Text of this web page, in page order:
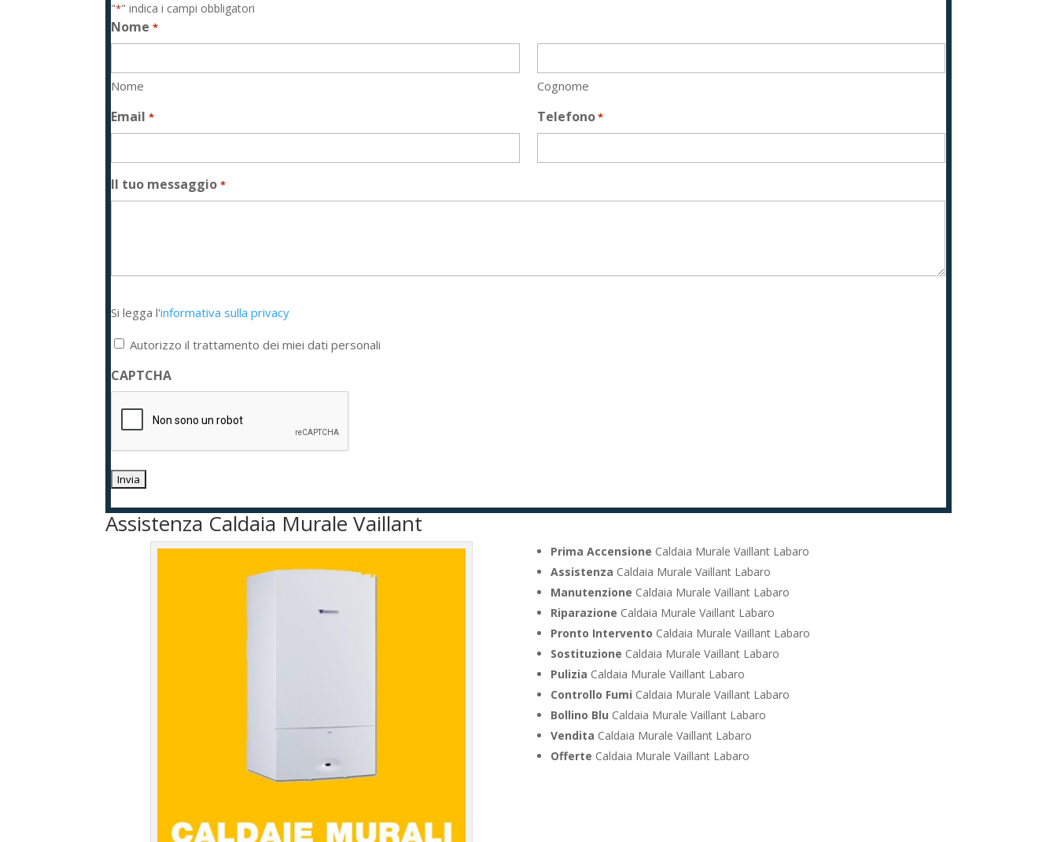
"*" indica i campi obbligatori
Nome *
Nome Cognome
Email * Telefono*
Il tuo messaggio *
legga
l'informativa
privacy
*
Si legga l'informativa sulla privacy
Autorizzo il trattamento dei miei dati personali
CAPTCHA
Assistenza Caldaia Murale Vaillant
Prima Accensione Caldaia Murale Vaillant Labaro
Assistenza Caldaia Murale Vaillant Labaro
Manutenzione Caldaia Murale Vaillant Labaro
Riparazione Caldaia Murale Vaillant Labaro
Pronto Intervento Caldaia Murale Vaillant Labaro
Sostituzione Caldaia Murale Vaillant Labaro
Pulizia Caldaia Murale Vaillant Labaro
Controllo Fumi Caldaia Murale Vaillant Labaro
Bollino Blu Caldaia Murale Vaillant Labaro
Vendita Caldaia Murale Vaillant Labaro
Offerte Caldaia Murale Vaillant Labaro